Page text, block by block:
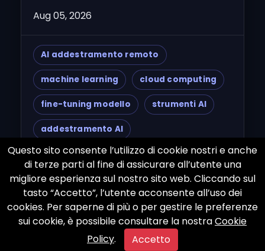
Questo sito consente l’utilizzo di cookie nostri e anche
di terze parti al fine di assicurare all’utente una
migliore esperienza sul nostro sito web. Cliccando sul
tasto “Accetto”, l’utente acconsente all’uso dei
cookies. Per saperne di più o per gestire le preferenze
sui cookie, è possibile consultare la nostraCookie
Policy. Accetto
Aug 05, 2026
AI addestramento remoto
machine learning cloud computing
fine-tuning modello strumenti AI
addestramento AI
intelligenza artificiale
collaborazione remota dati puliti
gestione dati modelli linguistici
Google Cloud AWS Azure